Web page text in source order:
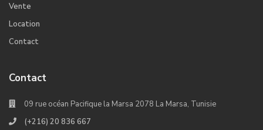
Vente
Location
Contact
Contact
09 rue océan Pacifique la Marsa 2078 La Marsa, Tunisie
(+216) 20 836 667